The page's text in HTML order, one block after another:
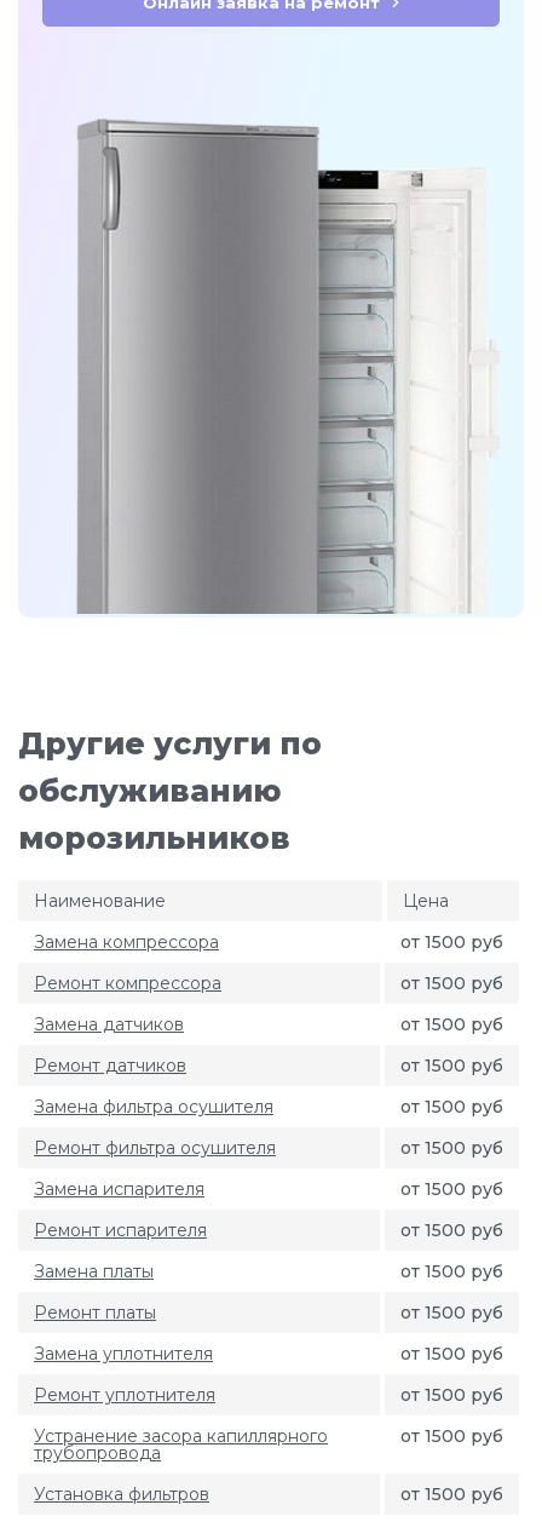
Другие услуги по
обслуживанию
морозильников
Наименование
Цена
Замена компрессора
от 1500 руб
Ремонт компрессора
от 1500 руб
Замена датчиков
от 1500 руб
Ремонт датчиков
от 1500 руб
Замена фильтра осушителя
от 1500 руб
Ремонт фильтра осушителя
от 1500 руб
Замена испарителя
от 1500 руб
Ремонт испарителя
от 1500 руб
Замена платы
от 1500 руб
Ремонт платы
от 1500 руб
Замена уплотнителя
от 1500 руб
Ремонт уплотнителя
от 1500 руб
Устранение засора капиллярного
трубопровода
от 1500 руб
Установка фильтров
от 1500 руб